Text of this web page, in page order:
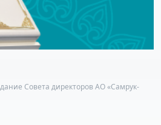
Совета директоров АО «Самрук-